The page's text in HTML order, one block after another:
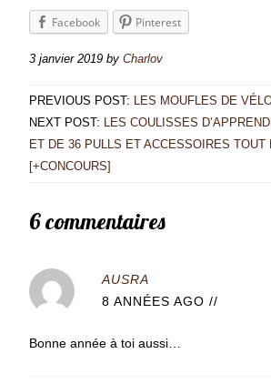
Facebook Pinterest
3 janvier 2019 by Charlov
PREVIOUS POST: LES MOUFLES DE
NEXT POST: LES COULISSES
ET DE 36 PULLS ET ACCESSOIRES TOUT
[+CONCOURS]
6 commentaires
AUSRA
8 ANNÉES AGO //
Bonne année à toi aussi…